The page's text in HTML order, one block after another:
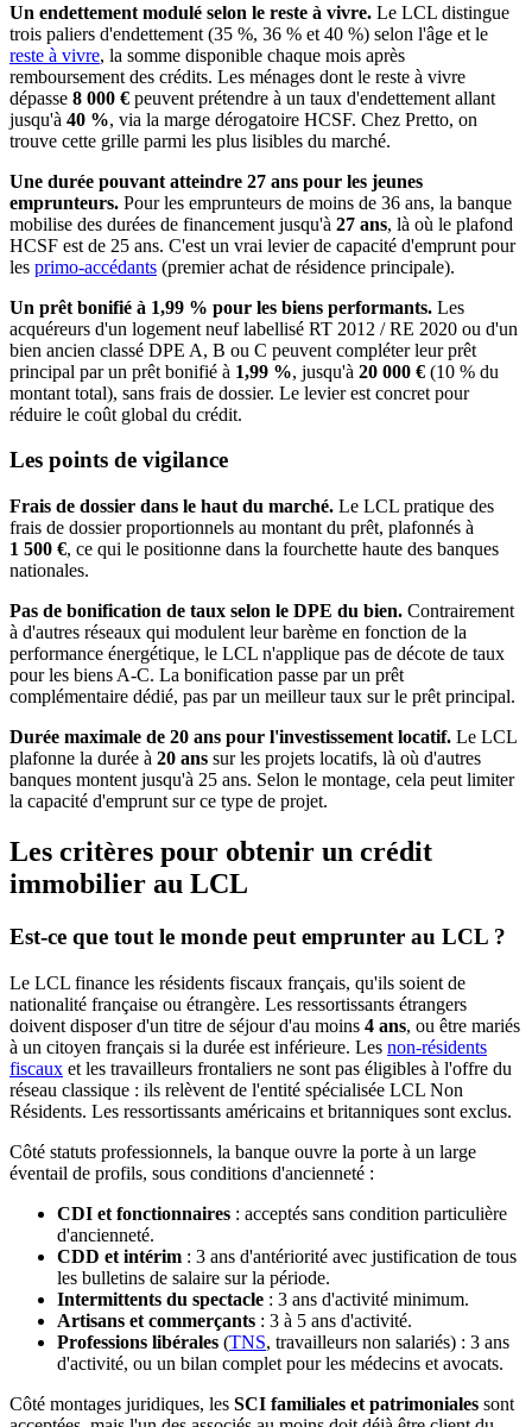
Un endettement modulé selon le reste à vivre. Le LCL distingue
trois paliers d'endettement (35 %, 36 % et 40 %) selon l'âge et le
reste à vivre, la somme disponible chaque mois après
remboursement des crédits. Les ménages dont le reste à vivre
dépasse 8 000 € peuvent prétendre à un taux d'endettement allant
jusqu'à 40 %, via la marge dérogatoire HCSF. Chez Pretto, on
trouve cette grille parmi les plus lisibles du marché.
Une durée pouvant atteindre 27 ans pour les jeunes
emprunteurs. Pour les emprunteurs de moins de 36 ans, la banque
mobilise des durées de financement jusqu'à 27 ans, là où le plafond
HCSF est de 25 ans. C'est un vrai levier de capacité d'emprunt pour
les primo-accédants (premier achat de résidence principale).
Un prêt bonifié à 1,99 % pour les biens performants. Les
acquéreurs d'un logement neuf labellisé RT 2012 / RE 2020 ou d'un
bien ancien classé DPE A, B ou C peuvent compléter leur prêt
principal par un prêt bonifié à 1,99 %, jusqu'à 20 000 € (10 % du
montant total), sans frais de dossier. Le levier est concret pour
réduire le coût global du crédit.
Les points de vigilance
Frais de dossier dans le haut du marché. Le LCL pratique des
frais de dossier proportionnels au montant du prêt, plafonnés à
1 500 €, ce qui le positionne dans la fourchette haute des banques
nationales.
Pas de bonification de taux selon le DPE du bien. Contrairement
à d'autres réseaux qui modulent leur barème en fonction de la
performance énergétique, le LCL n'applique pas de décote de taux
pour les biens A-C. La bonification passe par un prêt
complémentaire dédié, pas par un meilleur taux sur le prêt principal.
Durée maximale de 20 ans pour l'investissement locatif. Le LCL
plafonne la durée à 20 ans sur les projets locatifs, là où d'autres
banques montent jusqu'à 25 ans. Selon le montage, cela peut limiter
la capacité d'emprunt sur ce type de projet.
Les critères pour obtenir un crédit
immobilier au LCL
Est-ce que tout le monde peut emprunter au LCL ?
Le LCL finance les résidents fiscaux français, qu'ils soient de
nationalité française ou étrangère. Les ressortissants étrangers
doivent disposer d'un titre de séjour d'au moins 4 ans, ou être mariés
à un citoyen français si la durée est inférieure. Les non-résidents
fiscaux et les travailleurs frontaliers ne sont pas éligibles à l'offre du
réseau classique : ils relèvent de l'entité spécialisée LCL Non
Résidents. Les ressortissants américains et britanniques sont exclus.
Côté statuts professionnels, la banque ouvre la porte à un large
éventail de profils, sous conditions d'ancienneté :
CDI et fonctionnaires : acceptés sans condition particulière
d'ancienneté.
CDD et intérim : 3 ans d'antériorité avec justification de tous
les bulletins de salaire sur la période.
Intermittents du spectacle : 3 ans d'activité minimum.
Artisans et commerçants : 3 à 5 ans d'activité.
Professions libérales (TNS, travailleurs non salariés) : 3 ans
d'activité, ou un bilan complet pour les médecins et avocats.
Côté montages juridiques, les SCI familiales et patrimoniales sont